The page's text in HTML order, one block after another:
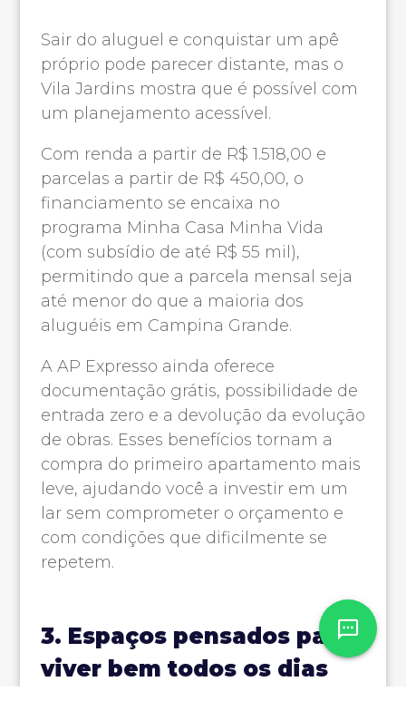
Sair do aluguel e conquistar um apê
próprio pode parecer distante, mas o
Vila Jardins mostra que é possível com
um planejamento acessível.
Com renda a partir de R$ 1.518,00 e
parcelas a partir de R$ 450,00, o
financiamento se encaixa no
programa Minha Casa Minha Vida
(com subsídio de até R$ 55 mil),
permitindo que a parcela mensal seja
até menor do que a maioria dos
aluguéis em Campina Grande.
A AP Expresso ainda oferece
documentação grátis, possibilidade de
entrada zero e a devolução da evolução
de obras. Esses benefícios tornam a
compra do primeiro apartamento mais
leve, ajudando você a investir em um
lar sem comprometer o orçamento e
com condições que dificilmente se
repetem.
3. Espaços pensados para
viver bem todos os dias